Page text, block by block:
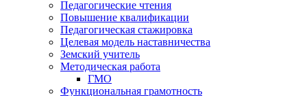
Педагогические чтения
Повышение квалификации
Педагогическая стажировка
Целевая модель наставничества
Земский учитель
Методическая работа
ГМО
Функциональная грамотность